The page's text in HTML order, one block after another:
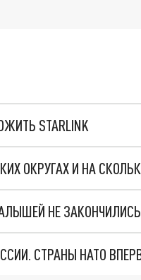
STARLINK
НЕ ЗАКОНЧИЛИСЬ